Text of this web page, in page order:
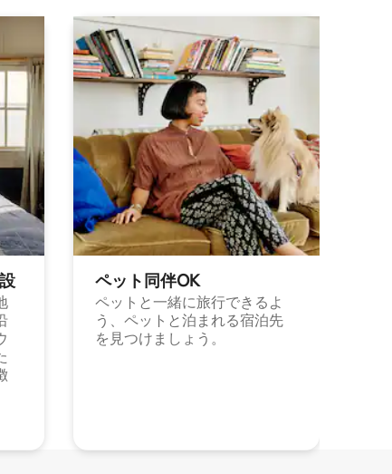
ペット同⁠伴OK
ペットと一緒に旅行できるよ
う、ペットと泊まれる宿泊先
を見つけましょう。